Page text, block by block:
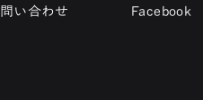
問い合わせ
Facebook